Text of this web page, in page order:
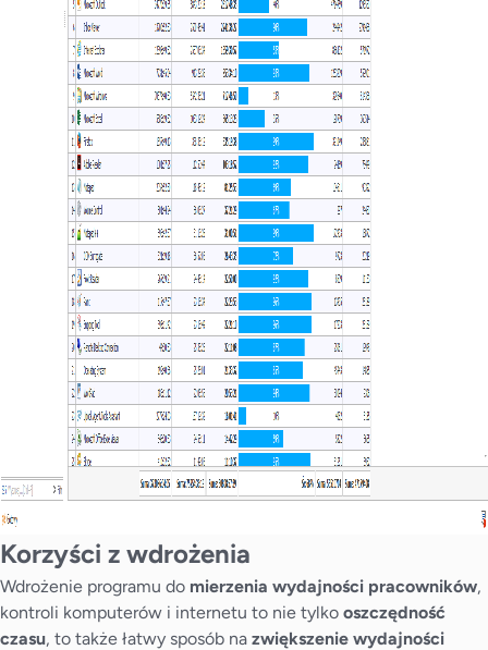
Korzyści z wdrożenia
Wdrożenie programu do mierzenia wydajności pracowników,
kontroli komputerów i internetu to nie tylko oszczędność
czasu, to także łatwy sposób na zwiększenie wydajności